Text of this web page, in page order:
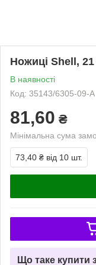
Ножиці Shell, 21
В наявності
Код: 35143/6305-09-A
81,60 ₴
Мінімальна сума
73,40 ₴ від 10 шт.
Що таке купити